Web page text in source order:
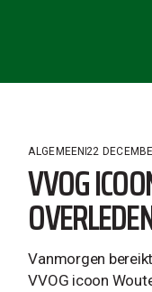
ALGEMEEN 22
VVOG
Vanmorgen
VVOG icoon